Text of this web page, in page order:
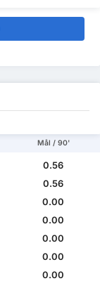
Mål / 90'
0.56
0.56
0.00
0.00
0.00
0.00
0.00